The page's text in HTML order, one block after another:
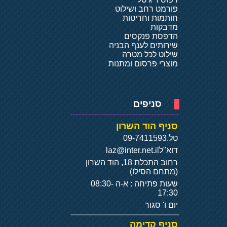
פורמט רחב ושילוט
חותמות וחריטות
מדבקות
הדפסת פנקסים
שירותים לענף הבניה
שילוט לכל מטרה
מוצרי פרסום ומתנות
סניפים
סניף הוד השרון
טל.09-7411593
דוא"ל laz@inter.net.il
רחוב התכלת 18, הוד השרון
(מתחם הסילו)
שעות פתיחה : א-ה 08:30-
17:30
יום ו' סגור
סניף קדימה